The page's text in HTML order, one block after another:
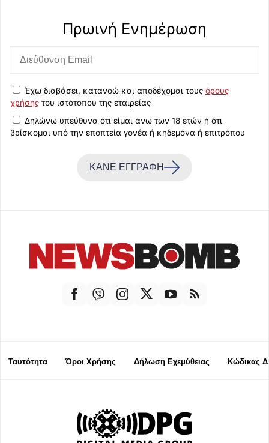
Πρωινή Eνημέρωση
Έχω διαβάσει, κατανοώ και αποδέχομαι τους όρους
χρήσης του ιστότοπου της εταιρείας
Δηλώνω υπεύθυνα ότι είμαι άνω των 18 ετών ή ότι
βρίσκομαι υπό την εποπτεία γονέα ή κηδεμόνα ή επιτρόπου
ΚΑΝΕ ΕΓΓΡΑΦΗ
Ταυτότητα Όροι Χρήσης Δήλωση Εχεμύθειας Κώδικας